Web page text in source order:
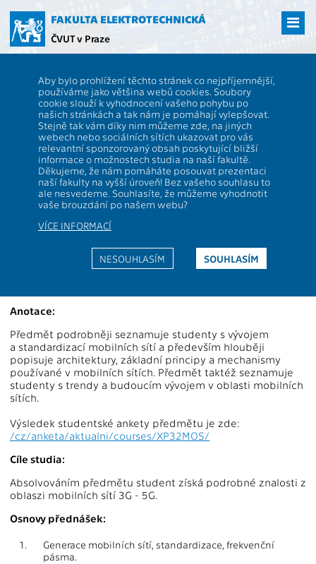
hlavní
obsah
FAKULTA ELEKTROTECHNICKÁ
ČVUT v Praze
Aby bylo prohlížení těchto stránek co nejpříjemnější,
používáme jako většina webů cookies. Soubory
cookie slouží k vyhodnocení vašeho pohybu po
našich stránkách a tak nám je pomáhají vylepšovat.
Stejně tak vám díky nim můžeme zde, na jiných
webech nebo sociálních sítích ukazovat pro vás
relevantní sponzorovaný obsah poskytující bližší
informace o možnostech studia na naší fakultě.
Děkujeme, že nám pomáháte posouvat prezentaci
naší fakulty na vyšší úroveň! Bez vašeho souhlasu to
ale nesvedeme. Souhlasíte, že můžeme vyhodnotit
vaše brouzdání po našem webu?
VÍCE INFORMACÍ
SOUHLASÍM
NESOUHLASÍM
XP32MOS
XP32MOS Mobile Networks
S
Rozsah
výuky:
Katedra:
13132 Jazyk výuky:
Garanti:
Bečvář Z.,Bešťák R. Zakončení:
Přednášející:
Bečvář Z.,Bešťák R.,
Mach P.
Kreditů:
Cvičící: Bečvář Z.
Anotace:
Předmět podrobněji seznamuje studenty s vývojem
a standardizací mobilních sítí a především hlouběji
popisuje architektury, základní principy a mechanismy
používané v mobilních sítích. Předmět taktéž seznamuje
studenty s trendy a budoucím vývojem v oblasti mobilních
sítích.
Výsledek studentské ankety předmětu je zde:
/cz/anketa/aktualni/courses/XP32MOS/
Cíle studia:
Absolvováním předmětu student získá podrobné znalosti z
oblaszi mobilních sítí 3G - 5G.
Osnovy přednášek:
1.
Generace mobilních sítí, standardizace, frekvenční
pásma.